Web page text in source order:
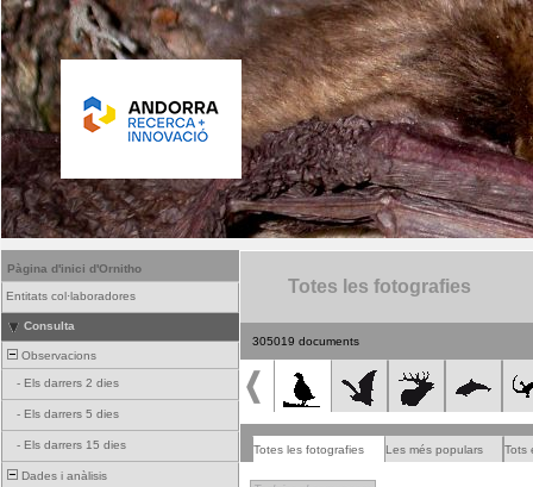
Pàgina d'inici d'Ornitho
Entitats col·laboradores
Consulta
Observacions
- Els darrers 2 dies
- Els darrers 5 dies
- Els darrers 15 dies
Dades i anàlisis
Totes les fotografies
305019 documents
Totes les fotografies Les més populars Tots